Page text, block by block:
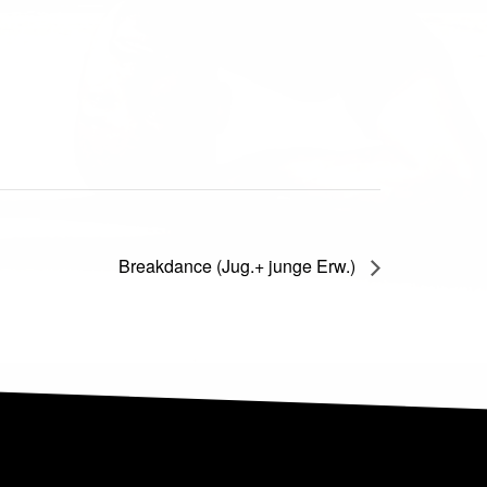
Breakdance (Jug.+ junge Erw.)